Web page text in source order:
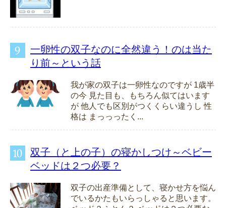
一卵性の双子なのに全然違う！のは当た
り前～という話
我が家の双子は一卵性なのですが 1歳半
の今 見た目も、もちろん似てはいます
が 他人でも区別がつくくらい違うし 性
格は まっっったく...
双子（と上の子）の寝かしつけ～ベビー
ベッドは２つ必要？
双子の出産準備として、寝かせ方を悩ん
でいるかたもいらっしゃると思います。